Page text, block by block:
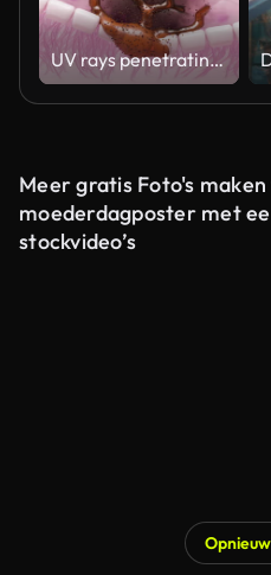
UV rays penetrating skin for melanin synthesis and melasma 3D animation
Meer gratis Foto's maken
moederdagposter met
stockvideo’s